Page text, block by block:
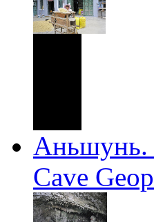
Аньшунь.
Cave